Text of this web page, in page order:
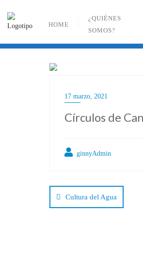
contenido
HOME
¿QUIÉNES
SOMOS?
17 marzo, 2021
Círculos de
ginnyAdmin
Navegación
deCultura del Agua